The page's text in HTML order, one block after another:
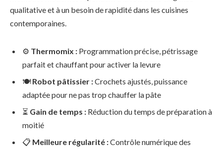
qualitative et à un besoin de rapidité dans les cuisines
contemporaines.
⚙️ Thermomix : Programmation précise, pétrissage
parfait et chauffant pour activer la levure
🍽️ Robot pâtissier :Crochets ajustés, puissance
adaptée pour ne pas trop chauffer la pâte
⏳ Gain de temps : Réduction du temps de préparation à
moitié
📋 Meilleure régularité :Contrôle numérique des